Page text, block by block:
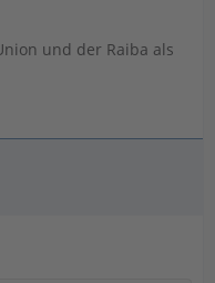
und der Raiba als